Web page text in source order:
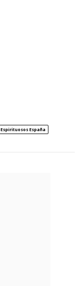
Espirituosos España